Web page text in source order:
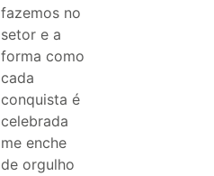
fazemos no
setor e a
forma como
cada
conquista é
celebrada
me enche
de orgulho